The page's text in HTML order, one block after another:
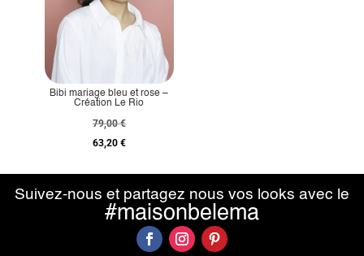
Bibi mariage bleu et rose –
Création Le Rio
79,00€
63,20 €
Suivez-nous et partagez nous vos looks avec le
#maisonbelema